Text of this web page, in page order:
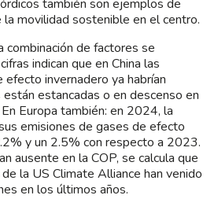
también son ejemplos de
movilidad sostenible en el centro.
de factores se
indican que en China las
invernadero ya habrían
estancadas o en descenso en
Europa también: en 2024, la
emisiones de gases de efecto
y un 2.5% con respecto a 2023.
ausente en la COP, se calcula que
la US Climate Alliance han venido
en los últimos años.